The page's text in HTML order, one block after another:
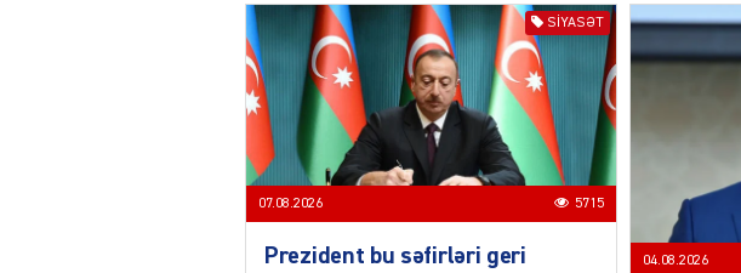
SIYASƏT
07.08.2026 5715
Prezident bu səfirləri geri
04.08.2026